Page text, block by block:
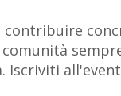
Iscriviti